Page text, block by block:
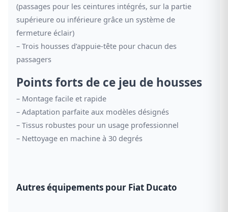
(passages pour les ceintures intégrés, sur la partie
supérieure ou inférieure grâce un système de
fermeture éclair)
– Trois housses d’appuie-tête pour chacun des
passagers
Points forts de ce jeu de housses
– Montage facile et rapide
– Adaptation parfaite aux modèles désignés
– Tissus robustes pour un usage professionnel
– Nettoyage en machine à 30 degrés
Autres équipements pour Fiat Ducato